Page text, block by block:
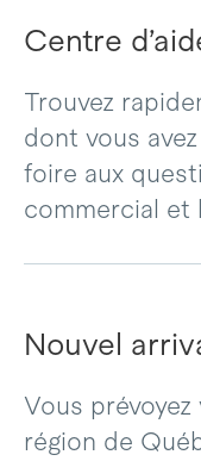
Centre
Trouvez
dont vous
foire aux
commercial et
Nouvel
Vous
région de